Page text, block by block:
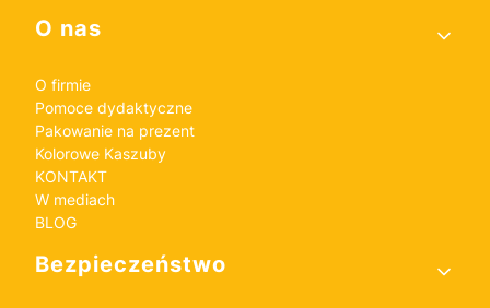
Linki w stopce
O nas
O firmie
Pomoce dydaktyczne
Pakowanie na prezent
Kolorowe Kaszuby
KONTAKT
W mediach
BLOG
Bezpieczeństwo